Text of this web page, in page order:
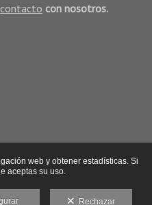
contacto con nosotros.
web y obtener estadísticas. Si
aceptas su uso.
Rechazar